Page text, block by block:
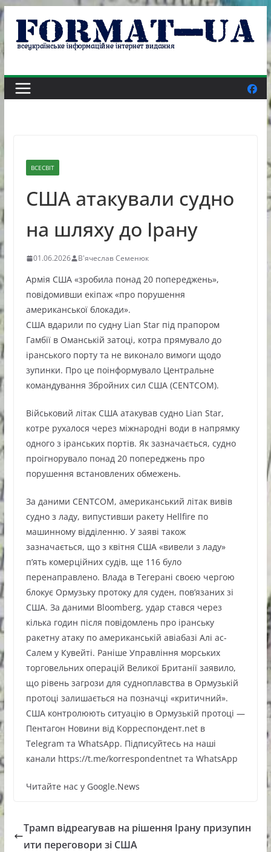
Skip
content
ВСЕСВІТ
США атакували судно
на шляху до Ірану
01.06.2026 В'ячеслав Семенюк
Армія США «зробила понад 20 попереджень»,
повідомивши екіпаж «про порушення
американської блокади».
США вдарили по судну Lian Star під прапором
Гамбії в Оманській затоці, котра прямувало до
іранського порту та не виконало вимоги щодо
зупинки. Про це поінформувало Центральне
командування Збройних сил США (CENTCOM).
Військовий літак США атакував судно Lian Star,
котре рухалося через міжнародні води в напрямку
одного з іранських портів. Як зазначається, судно
проігнорувало понад 20 попереджень про
порушення встановлених обмежень.
За даними CENTCOM, американський літак вивів
судно з ладу, випустивши ракету Hellfire по
машинному відділенню. У заяві також
зазначається, що з квітня США «вивели з ладу»
п’ять комерційних судів, ще 116 було
перенаправлено. Влада в Тегерані своєю чергою
блокує Ормузьку протоку для суден, пов’язаних зі
США. За даними Bloomberg, удар стався через
кілька годин після повідомлень про іранську
ракетну атаку по американській авіабазі Алі ас-
Салем у Кувейті. Раніше Управління морських
торговельних операцій Великої Британії заявило,
що рівень загрози для судноплавства в Ормузькій
протоці залишається на позначці «критичний».
США контролюють ситуацію в Ормузькій протоці —
Пентагон Новини від Корреспондент.net в
Telegram та WhatsApp. Підписуйтесь на наші
канали https://t.me/korrespondentnet та WhatsApp
Читайте нас у Google.News
Трамп відреагував на рішення Ірану призупин
ити переговори зі США